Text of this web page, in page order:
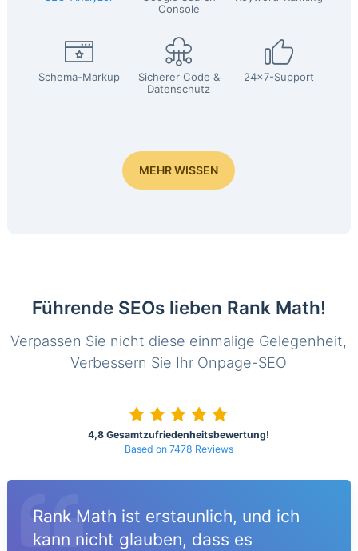
Console
Schema-Markup
Sicherer Code &
Datenschutz
24x7-Support
MEHR WISSEN
Führende SEOs lieben Rank Math!
Verpassen Sie nicht diese einmalige Gelegenheit,
Verbessern Sie Ihr Onpage-SEO
4,8 Gesamtzufriedenheitsbewertung!
Based on 7478 Reviews
Rank Math ist erstaunlich, und ich
kann nicht glauben, dass es